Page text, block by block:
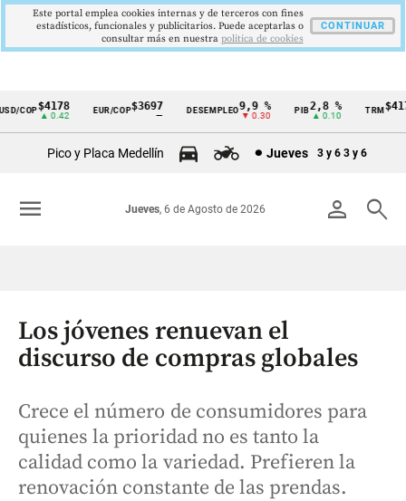
Cintillo
Colombia
COP$4178
▲ 0.42
EUR/COP$3697 DESEMPLEO9,9 %
▼ 0.30
2,8 %
▲ 0.10
TRM
Pico y Placa Medellín Jueves 3 y 6 3 y 6
person search
Jueves, 6 de Agosto de 2026
menu
Los jóvenes renuevan el
discurso de compras globales
Crece el número de consumidores para
quienes la prioridad no es tanto la
calidad como la variedad. Prefieren la
renovación constante de las prendas.
Este portal emplea cookies internas y de terceros con fines
estadísticos, funcionales y publicitarios. Puede aceptarlas o
consultar más en nuestra politica de cookies
CONTINUAR